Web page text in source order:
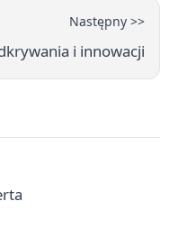
Następny >>
i innowacji